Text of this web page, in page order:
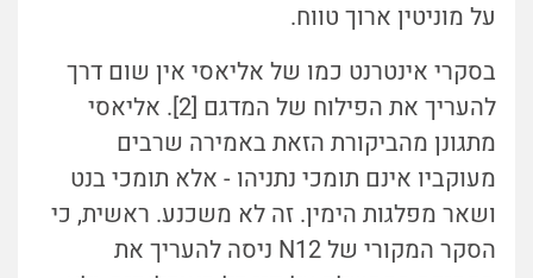
על מוניטין ארוך טווח.
בסקרי אינטרנט כמו של אליאסי אין שום דרך
להעריך את הפילוח של המדגם [2]. אליאסי
מתגונן מהביקורת הזאת באמירה שרבים
מעוקביו אינם תומכי נתניהו - אלא תומכי בנט
ושאר מפלגות הימין. זה לא משכנע. ראשית, כי
הסקר המקורי של N12 ניסה להעריך את